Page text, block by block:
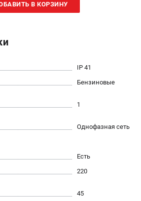
MIG/MAG
(САНКТ-ПЕТЕРБУРГ)
Фермы, 29АЛ
вс - выходной
ЗАПЧАСТЕЙ
В КОРЗИНУ
IP 41
Бензиновые
1
Однофазная сеть
Есть
220
45